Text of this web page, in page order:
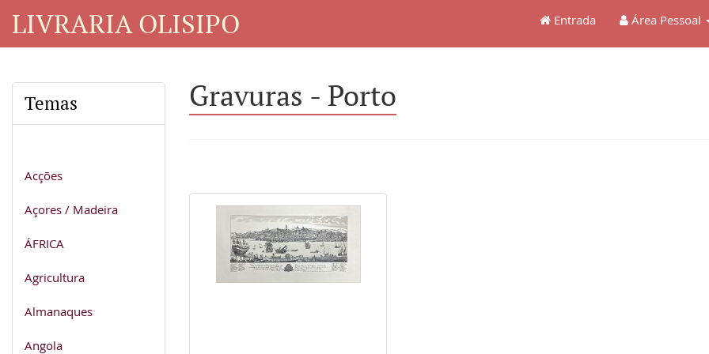
LIVRARIA OLISIPO Entrada Área Pessoal
Temas
Acções
Açores / Madeira
ÁFRICA
Agricultura
Almanaques
Angola
Gravuras - Porto